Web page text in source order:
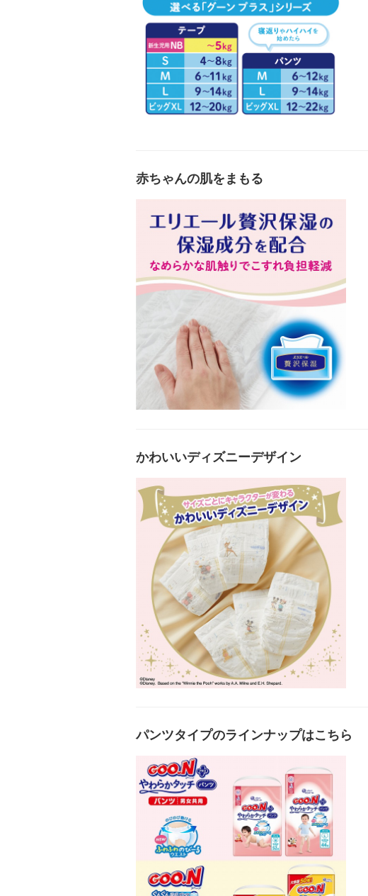
赤ちゃんの肌をまもる
かわいいディズニーデザイン
パンツタイプのラインナップはこちら